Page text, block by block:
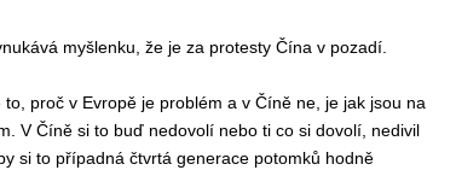
myšlenku, že je za protesty Čína v pozadí.
proč v Evropě je problém a v Číně ne, je jak jsou na
V Číně si to buď nedovolí nebo ti co si dovolí, nedivil
si to případná čtvrtá generace potomků hodně